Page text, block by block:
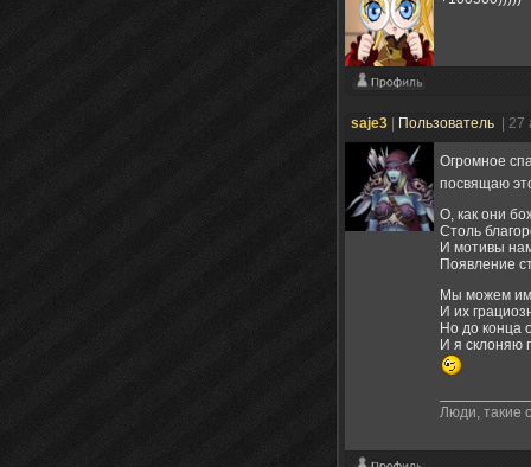
saje3 Пользователь |
Огромное
посвящаю
О, как они
Столь
И мотивы
Появление
Мы можем
И их
Но до конца
И я склоняю
Люди, такие